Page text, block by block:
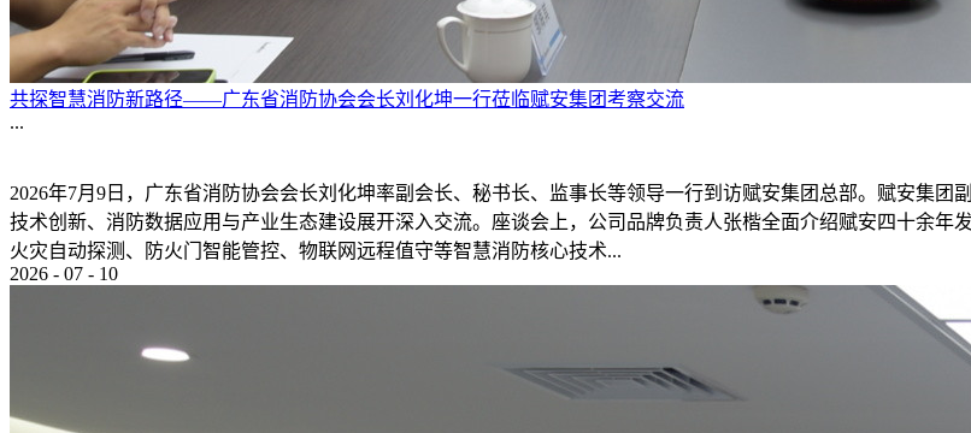
共探智慧消防新路径——广东省消防协会会长刘化坤一行莅临赋安集团考察交流
...
2026年7月9日，广东省消防协会会长刘化坤率副会长、秘书长、监事长等领导一行到访赋安集团总部。赋安集
技术创新、消防数据应用与产业生态建设展开深入交流。座谈会上，公司品牌负责人张楷全面介绍赋安四十余
火灾自动探测、防火门智能管控、物联网远程值守等智慧消防核心技术...
2026 - 07 - 10